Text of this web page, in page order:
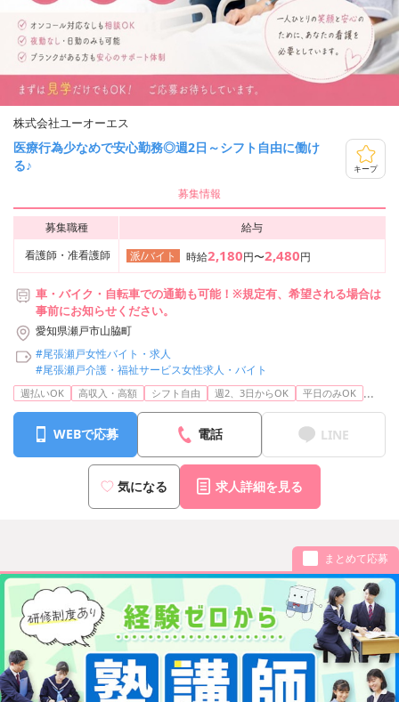
株式会社ユーオーエス
医療行為少なめで安心勤務◎週2日～シフト自由に働け
る♪
キープ
募集情報
募集職種
給与
看護師・准看護師
派/バイト 時給2,180円〜2,480円
車・バイク・自転車での通勤も可能！※規定有、希望される場合は
事前にお知らせください。
愛知県瀬戸市山脇町
#尾張瀬戸女性バイト・求人
#尾張瀬戸介護・福祉サービス女性求人・バイト
週払いOK 高収入・高額 シフト自由 週2、3日からOK 平日のみOK ...
WEBで応募 電話 LINE
気になる 求人詳細を見る
まとめて応募